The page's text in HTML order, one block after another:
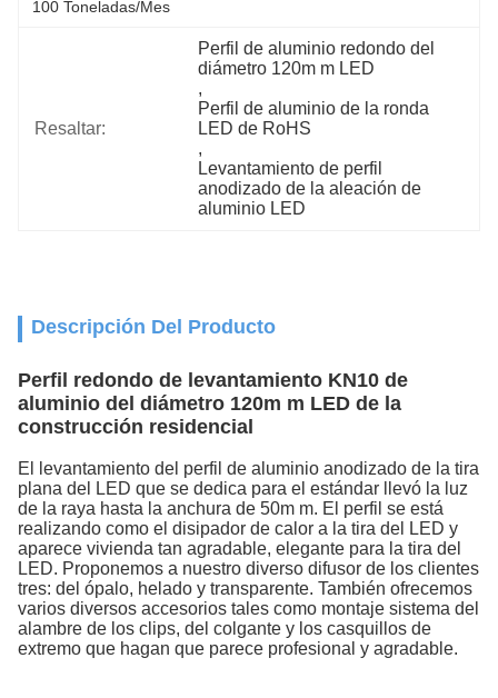
100 Toneladas/mes
Resaltar:
Perfil de aluminio redondo del
diámetro 120m m LED
,
Perfil de aluminio de la ronda
LED de RoHS
,
Levantamiento de perfil
anodizado de la aleación de
aluminio LED
Descripción Del Producto
Perfil redondo de levantamiento KN10 de
aluminio del diámetro 120m m LED de la
construcción residencial
El levantamiento del perfil de aluminio anodizado de la tira
plana del LED que se dedica para el estándar llevó la luz
de la raya hasta la anchura de 50m m. El perfil se está
realizando como el disipador de calor a la tira del LED y
aparece vivienda tan agradable, elegante para la tira del
LED. Proponemos a nuestro diverso difusor de los clientes
tres: del ópalo, helado y transparente. También ofrecemos
varios diversos accesorios tales como montaje sistema del
alambre de los clips, del colgante y los casquillos de
extremo que hagan que parece profesional y agradable.